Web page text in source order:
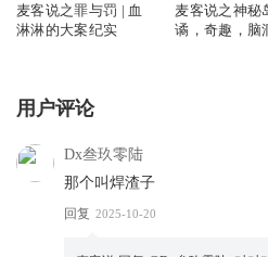
麦客说之罪与罚 | 血
淋淋的大案纪实
麦客说之神秘
谲，奇趣，脑
用户评论
Dx叁玖零陆
那个叫焊渣子
回复 2025-10-20